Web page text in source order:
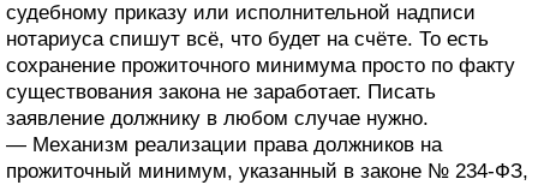
судебному приказу или исполнительной надписи
нотариуса спишут всё, что будет на счёте. То есть
сохранение прожиточного минимума просто по факту
существования закона не заработает. Писать
заявление должнику в любом случае нужно.
— Механизм реализации права должников на
прожиточный минимум, указанный в законе № 234-ФЗ,